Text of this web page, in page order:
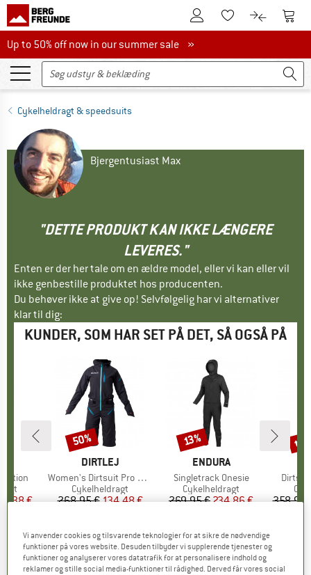
Til kundekontoenTil huskesedlen.
Til Til
Up to 50% off now in our summer sale
Up to 50% off now in our summer sale »
Cykelheldragt & speedsuits
Bjergentusiast Max
"DETTE PRODUKT KAN IKKE LÆNGERE
LEVERES."
Enten er der her tale om en ældre model, eller vi kan eller vil
ikke genbestille produktet hos producenten.
Du behøver ikke at give op! Selvfølgelig har vi alternativer
klar til dig:
KUNDER, SOM HAR SET PÅ DET, SÅ OGSÅ PÅ
pris
€
)
MÆRKE
DIRTLEJ
Artikel
Women's Dirtsuit Pro Edition
Produktgruppe
Cykelheldragt
Pris
268,95 €Nedsat pris
134,48 €
3,7(7)
Rabat
50%
MÆRKE
ENDURA
Artikel
Singletrack Onesie
Produktgruppe
Cykelheldragt
Pris
269,95 €Nedsat pris
234,86 €
5,0(4)
Rabat
13%
Artikel
358,95
til
Vi anvender cookies og tilsvarende teknologier for at sikre de nødvendige
funktioner på vores website. Desuden tilbyder vi supplerende tjenester og
funktioner og analyserer vores datatrafik for at personalisere indhold og
reklamer og stille social media-funktioner til rådighed. Derved får vores social